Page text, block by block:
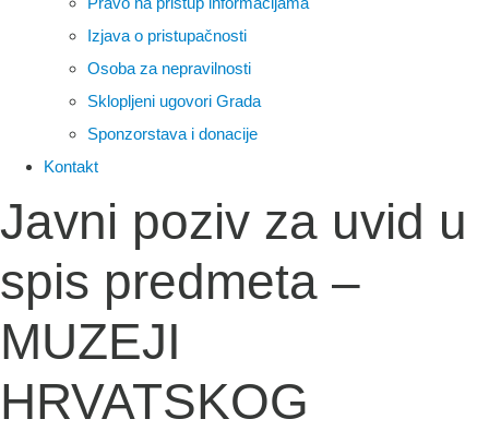
Izjava o pristupačnosti
Osoba za nepravilnosti
Sklopljeni ugovori Grada
Sponzorstava i donacije
Kontakt
Javni poziv za uvid u
spis predmeta –
MUZEJI
HRVATSKOG